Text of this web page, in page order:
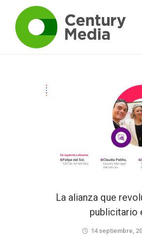
La alianza que
publicitario
14 septiembre,